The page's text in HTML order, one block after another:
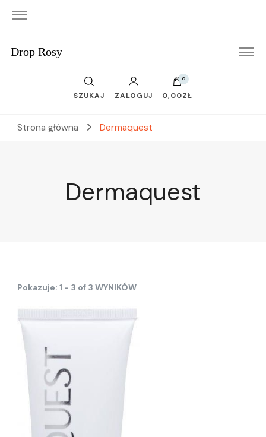
Drop Rosy
SZUKAJ ZALOGUJ
0
0,00ZŁ
Strona główna Dermaquest
Dermaquest
Pokazuje: 1 - 3 of 3 WYNIKÓW